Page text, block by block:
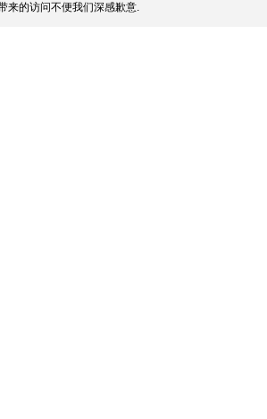
来的访问不便我们深感歉意.